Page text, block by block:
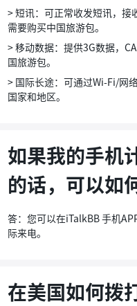
> 短讯：可正常收发短讯，
需要购买中国旅游包。
> 移动数据：提供3G数据，
国旅游包。
> 国际长途：可通过Wi-Fi/网
国家和地区。
如果我的手机
的话，可以如
答：您可以在iTalkBB 手机
际来电。
在美国如何拨